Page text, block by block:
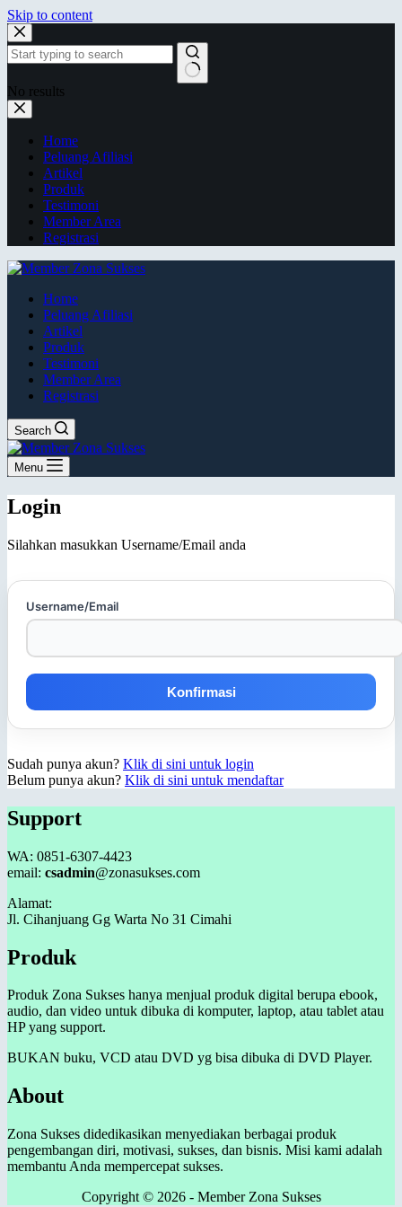
Skip to content
No results
Home
Peluang Afiliasi
Artikel
Produk
Testimoni
Member Area
Registrasi
Home
Peluang Afiliasi
Artikel
Produk
Testimoni
Member Area
Registrasi
Search
Menu
Login
Silahkan masukkan Username/Email anda
Username/Email
Sudah punya akun? Klik di sini untuk login
Belum punya akun? Klik di sini untuk mendaftar
Support
WA: 0851-6307-4423
email: csadmin@zonasukses.com
Alamat:
Jl. Cihanjuang Gg Warta No 31 Cimahi
Produk
Produk Zona Sukses hanya menjual produk digital berupa ebook,
audio, dan video untuk dibuka di komputer, laptop, atau tablet atau
HP yang support.
BUKAN buku, VCD atau DVD yg bisa dibuka di DVD Player.
About
Zona Sukses didedikasikan menyediakan berbagai produk
pengembangan diri, motivasi, sukses, dan bisnis. Misi kami adalah
membantu Anda mempercepat sukses.
Copyright © 2026 - Member Zona Sukses